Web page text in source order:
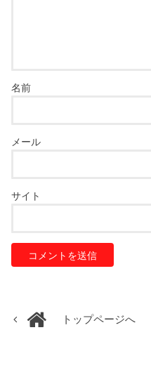
名前
メール
サイト
トップページへ